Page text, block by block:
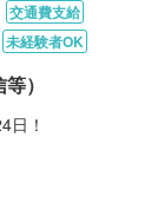
交通費支給
未経験者OK
）
日！